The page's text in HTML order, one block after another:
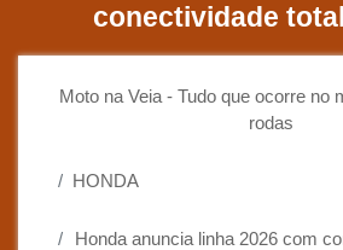
conectividade
Moto na Veia - Tudo que ocorre no
rodas
HONDA
Honda anuncia linha 2026 com